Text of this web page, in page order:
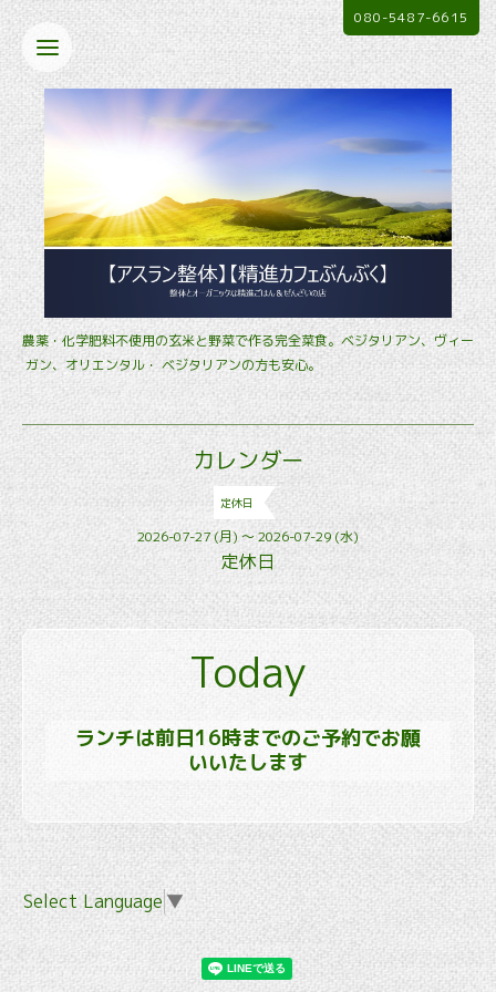
農薬・化学肥料不使用の玄米と野菜で作る完全菜食。ベジタリアン、ヴィー
ガン、オリエンタル・ ベジタリアンの方も安心。
080-5487-6615
カレンダー
定休日
2026-07-27 (月) ～ 2026-07-29 (水)
定休日
Today
ランチは前日16時までのご予約でお願
いいたします
Select Language ▼